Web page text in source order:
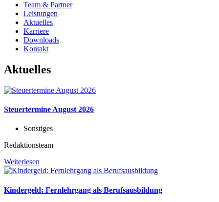
Team & Partner
Leistungen
Aktuelles
Karriere
Downloads
Kontakt
Aktuelles
Steuertermine August 2026
Sonstiges
Redaktionsteam
Weiterlesen
Kindergeld: Fernlehrgang als Berufsausbildung